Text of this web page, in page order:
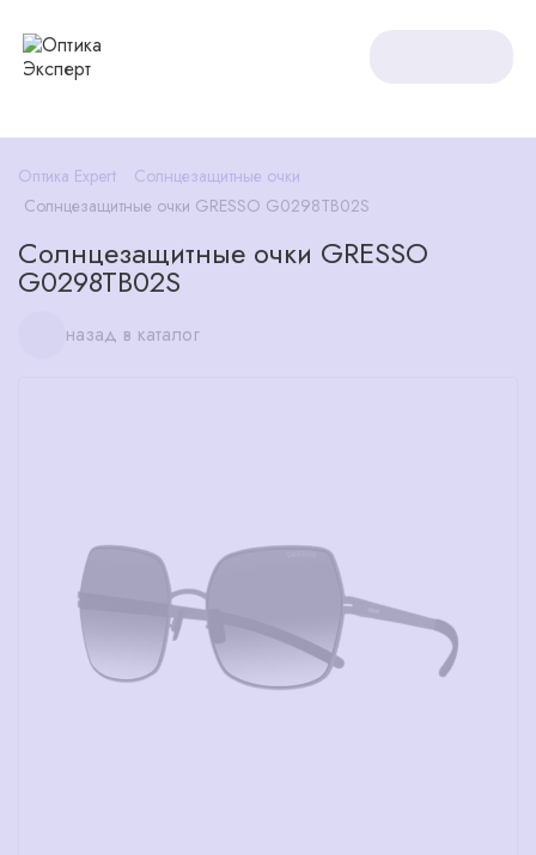
Оптика Expert
Солнцезащитные очки
Солнцезащитные очки GRESSO G0298TB02S
Солнцезащитные очки GRESSO
G0298TB02S
назад в каталог